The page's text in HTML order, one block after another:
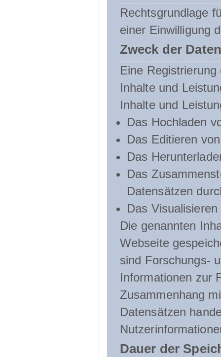
Rechtsgrundlage
einer Einwilligung
Zweck der
Eine
Inhalte und
Inhalte und
Das Hochladen
Das Editieren
Das
Das
Datensätzen
Das
Die genannten
Webseite
sind Forschungs-
Informationen zur
Zusammenhang
Datensätzen
Dauer der